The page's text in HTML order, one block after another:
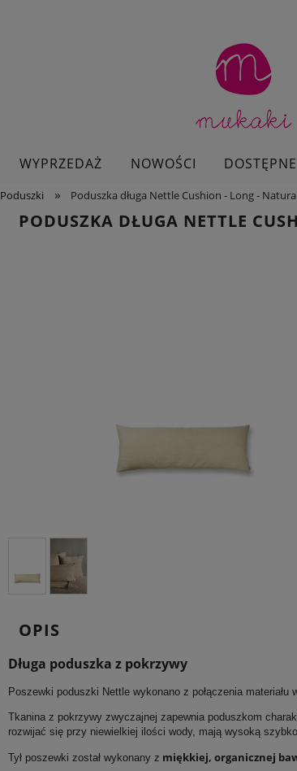
WYPRZEDAŻ NOWOŚCI
Poduszki » Poduszka długa Nettle Cushion - Long -
PODUSZKA DŁUGA NETTLE
OPIS
Długa poduszka z pokrzywy
Poszewki poduszki Nettle wykonano z połączenia materiału
Tkanina z pokrzywy zwyczajnej zapewnia poduszkom
rozwijać się przy niewielkiej ilości wody, mają wysoką
Tył poszewki został wykonany z miękkiej, organicznej